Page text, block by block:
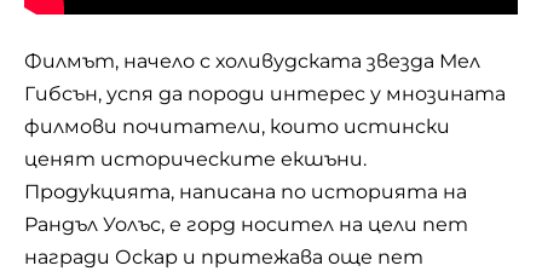
Филмът, начело с холивудската звезда Мел
Гибсън, успя да породи интерес у мнозината
филмови почитатели, които истински
ценят историческите екшъни.
Продукцията, написана по историята на
Рандъл Уолъс, е горд носител на цели пет
награди Оскар и притежава още пет